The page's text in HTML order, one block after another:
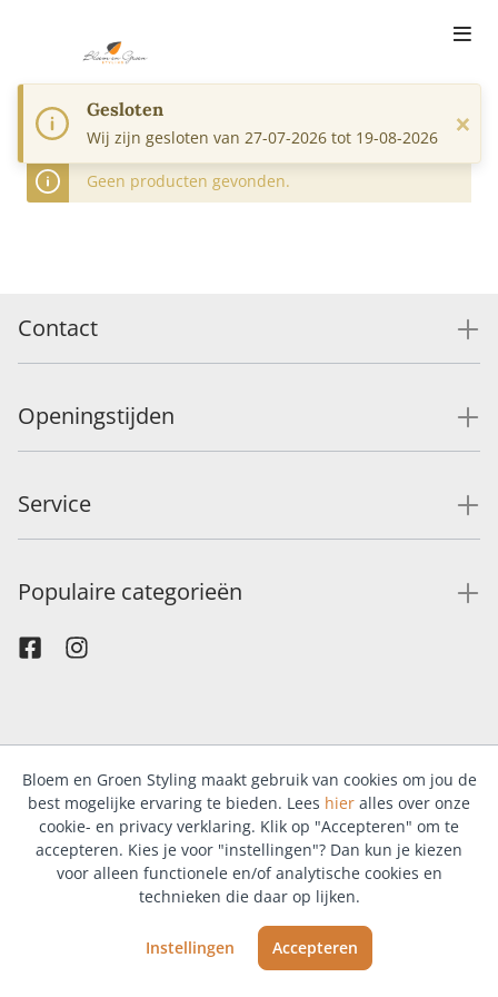
Geen producten gevonden.
Contact
Openingstijden
Service
Populaire categorieën
Gesloten
Wij zijn gesloten van 27-07-2026 tot 19-08-2026 ×
Bloem en Groen Styling maakt gebruik van cookies om jou de
best mogelijke ervaring te bieden. Lees hier alles over onze
cookie- en privacy verklaring. Klik op "Accepteren" om te
accepteren. Kies je voor "instellingen"? Dan kun je kiezen
voor alleen functionele en/of analytische cookies en
technieken die daar op lijken.
Instellingen Accepteren